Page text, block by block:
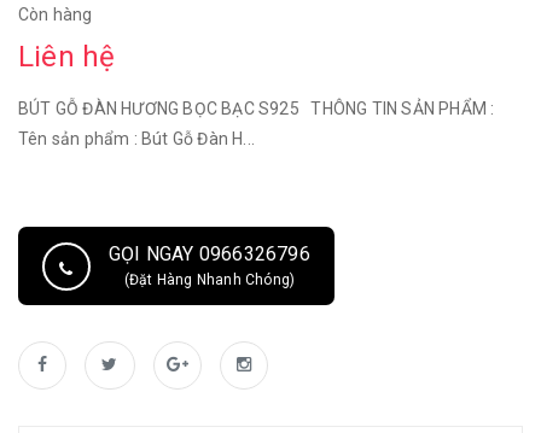
Còn hàng
Liên hệ
BÚT GỖ ĐÀN HƯƠNG BỌC BẠC S925 THÔNG TIN SẢN PHẨM :
Tên sản phẩm : Bút Gỗ Đàn H...
GỌI NGAY 0966326796
(Đặt Hàng Nhanh Chóng)